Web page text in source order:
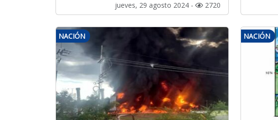
jueves, 29 agosto 2024 - 2720
NACIÓN NACIÓN